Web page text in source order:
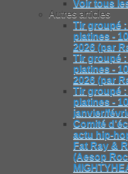
Voir tous
Autres articles
Tir groupé
platines -
2026 (par
Tir groupé
platines -
2026 (par
Tir groupé
platines -
janvier/
Comité
actu hip-
Fat Ray &
(Aesop